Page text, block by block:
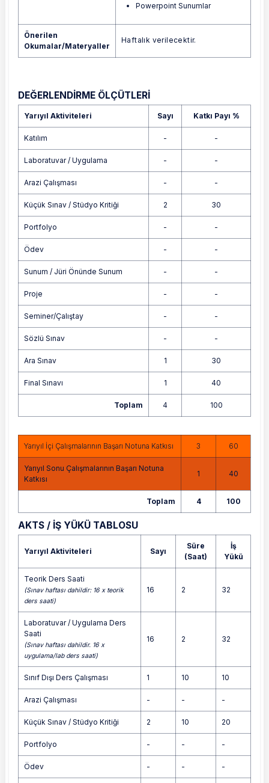
Powerpoint Sunumlar
Önerilen
Okumalar/Materyaller
Haftalık verilecektir.
DEĞERLENDİRME ÖLÇÜTLERİ
Yarıyıl Aktiviteleri Sayı Katkı Payı %
Katılım - -
Laboratuvar / Uygulama - -
Arazi Çalışması - -
Küçük Sınav / Stüdyo Kritiği 2 30
Portfolyo - -
Ödev - -
Sunum / Jüri Önünde Sunum - -
Proje - -
Seminer/Çalıştay - -
Sözlü Sınav - -
Ara Sınav 1 30
Final Sınavı 1 40
Toplam 4 100
Yarıyıl İçi Çalışmalarının Başarı Notuna Katkısı 3 60
Yarıyıl Sonu Çalışmalarının Başarı Notuna
Katkısı
1 40
Toplam 4 100
AKTS / İŞ YÜKÜ TABLOSU
Yarıyıl Aktiviteleri Sayı
Süre
(Saat)
İş
Yükü
Teorik Ders Saati
(Sınav haftası dahildir: 16 x teorik
ders saati)
16 2 32
Laboratuvar / Uygulama Ders
Saati
(Sınav haftası dahildir. 16 x
uygulama/lab ders saati)
16 2 32
Sınıf Dışı Ders Çalışması 1 10 10
Arazi Çalışması - - -
Küçük Sınav / Stüdyo Kritiği 2 10 20
Portfolyo - - -
Ödev - - -